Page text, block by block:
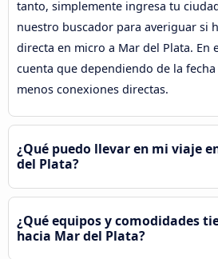
tanto, simplemente ingresa tu
nuestro buscador para averiguar si
directa en micro a Mar del Plata. En
cuenta que dependiendo de la
menos conexiones directas.
¿Qué puedo llevar en mi viaje
del Plata?
¿Qué equipos y comodidades
hacia Mar del Plata?